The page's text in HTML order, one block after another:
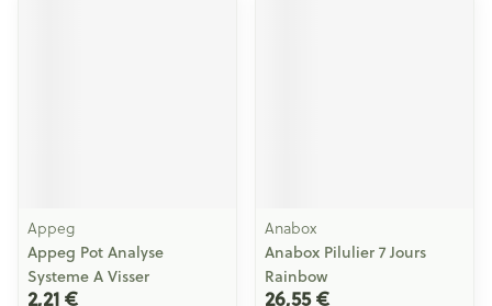
Appeg
Appeg Pot Analyse
Systeme A Visser
2,21 €
Anabox
Anabox Pilulier 7 Jours
Rainbow
26,55 €